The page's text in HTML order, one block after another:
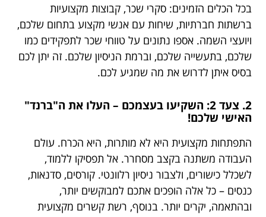
בכל הכלים הזמינים: סקרי שכר, קבוצות מקצועיות
ברשתות חברתיות, שיחות עם אנשי מקצוע בתחום שלכם,
ויועצי השמה. אספו נתונים על טווחי שכר לתפקידים כמו
שלכם, בתעשייה שלכם, וברמת הניסיון שלכם. זה יתן לכם
בסיס איתן לדרוש את מה שמגיע לכם.
2. צעד 2: השקיעו בעצמכם – העלו את ה"ברנד"
האישי שלכם!
התפתחות מקצועית היא לא מותרות, היא הכרח. עולם
העבודה משתנה בקצב מסחרר. אל תפסיקו ללמוד,
לשכלל כישורים, ולצבור ניסיון רלוונטי. קורסים, סדנאות,
כנסים – כל אלה הופכים אתכם למבוקשים יותר,
ובהתאמה, יקרים יותר. בנוסף, רשת קשרים מקצועית